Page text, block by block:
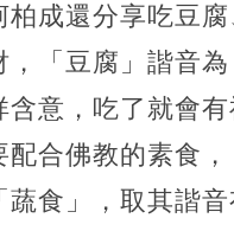
柏成還分享吃豆
，「豆腐」諧音
含意，吃了就會
配合佛教的素食
蔬食」，取其諧